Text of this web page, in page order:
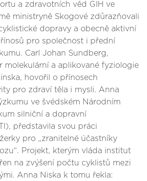
a zdravotních věd GIH ve
ministryně Skogové zdůrazňovali
dopravy a obecně aktivní
pro společnost i přední
Carl Johan Sundberg,
molekulární a aplikované fyziologie
hovořil o přínosech
pro zdraví těla i mysli. Anna
ve švédském Národním
silniční a dopravní
představila svou práci
pro „zranitelné účastníky
Projekt, kterým vláda institut
na zvýšení počtu cyklistů mezi
Anna Niska k tomu řekla: